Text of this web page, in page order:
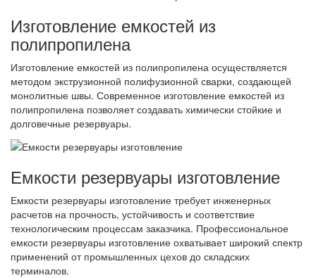
Изготовление емкостей из
полипропилена
Изготовление емкостей из полипропилена осуществляется
методом экструзионной полифузионной сварки, создающей
монолитные швы. Современное изготовление емкостей из
полипропилена позволяет создавать химически стойкие и
долговечные резервуары.
Емкости резервуары изготовление
Емкости резервуары изготовление требует инженерных
расчетов на прочность, устойчивость и соответствие
технологическим процессам заказчика. Профессиональное
емкости резервуары изготовление охватывает широкий спектр
применений от промышленных цехов до складских
терминалов.